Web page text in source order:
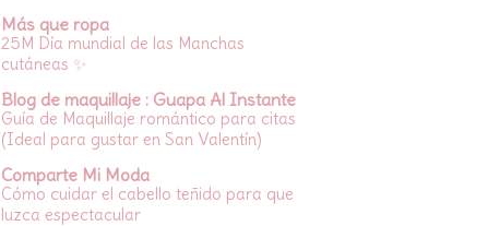
Más que ropa
25M Día mundial de las Manchas
cutáneas ✨
Blog de maquillaje : Guapa Al Instante
Guía de Maquillaje romántico para citas
(Ideal para gustar en San Valentín)
Comparte Mi Moda
Cómo cuidar el cabello teñido para que
luzca espectacular